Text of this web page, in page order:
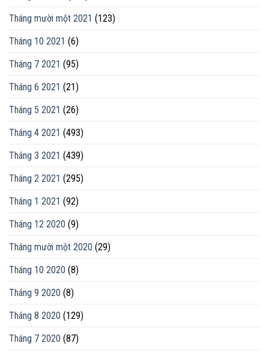
Tháng mười một 2021 (123)
Tháng 10 2021 (6)
Tháng 7 2021 (95)
Tháng 6 2021 (21)
Tháng 5 2021 (26)
Tháng 4 2021 (493)
Tháng 3 2021 (439)
Tháng 2 2021 (295)
Tháng 1 2021 (92)
Tháng 12 2020 (9)
Tháng mười một 2020 (29)
Tháng 10 2020 (8)
Tháng 9 2020 (8)
Tháng 8 2020 (129)
Tháng 7 2020 (87)